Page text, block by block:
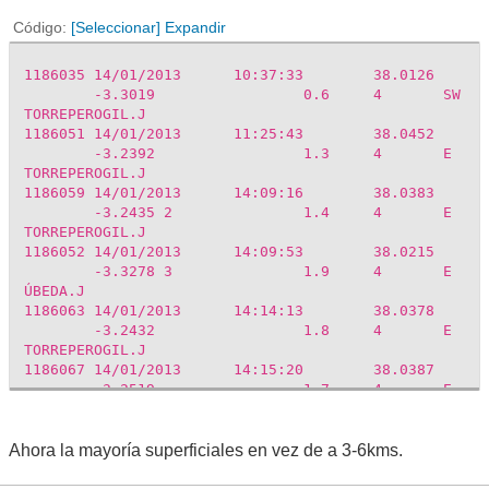
Código [Seleccionar] Expandir
1186035 14/01/2013 10:37:33
38.0126
-3.3019
0.6 4
SW
TORREPEROGIL.J
1186051
14/01/2013 11:25:43
38.0452
-3.2392
1.3 4
E
TORREPEROGIL.J
1186059
14/01/2013 14:09:16
38.0383
-3.2435
2 1.4 4
E
TORREPEROGIL.J
1186052
14/01/2013 14:09:53
38.0215
-3.3278
3 1.9 4
E
ÚBEDA.J
1186063
14/01/2013 14:14:13
38.0378
-3.2432
1.8 4
E
TORREPEROGIL.J
1186067
14/01/2013 14:15:20
38.0387
-3.2519
1.7 4
E
-3.2560
2.1 4
Ahora la mayoría superficiales en vez de a 3-6kms.